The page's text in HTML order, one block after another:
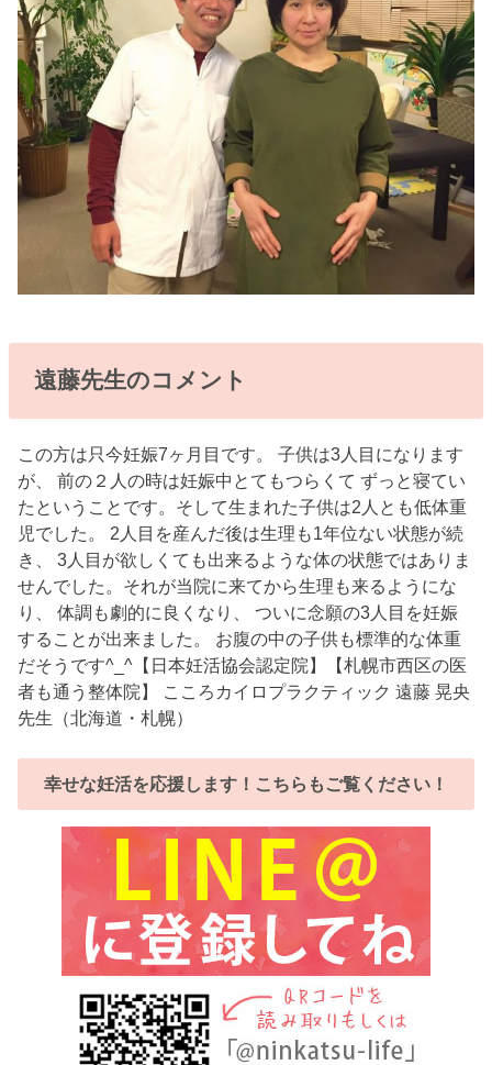
遠藤先生のコメント
この方は只今妊娠7ヶ月目です。 子供は3人目になります
が、 前の２人の時は妊娠中とてもつらくて ずっと寝てい
たということです。そして生まれた子供は2人とも低体重
児でした。 2人目を産んだ後は生理も1年位ない状態が続
き、 3人目が欲しくても出来るような体の状態ではありま
せんでした。それが当院に来てから生理も来るようにな
り、 体調も劇的に良くなり、 ついに念願の3人目を妊娠
することが出来ました。 お腹の中の子供も標準的な体重
だそうです^_^【日本妊活協会認定院】【札幌市西区の医
者も通う整体院】 こころカイロプラクティック 遠藤 晃央
先生（北海道・札幌）
幸せな妊活を応援します！こちらもご覧ください！